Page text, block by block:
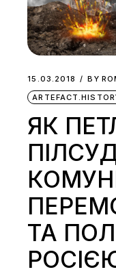
15.03.2018 BY
ЯК
ТА